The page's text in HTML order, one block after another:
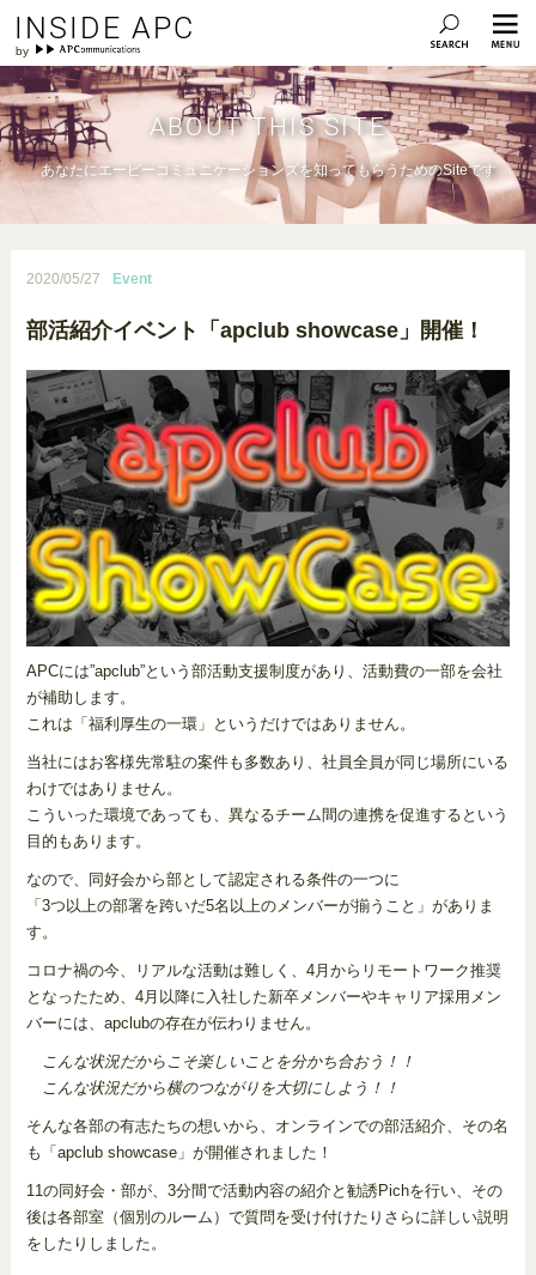
INSIDE APC
ABOUT THIS SITE
あなたにエーピーコミュニケーションズを知ってもらうためのSiteです
2020/05/27 Event
部活紹介イベント「apclub showcase」開催！
APCには”apclub”という部活動支援制度があり、活動費の一部を会社
が補助します。
これは「福利厚生の一環」というだけではありません。
当社にはお客様先常駐の案件も多数あり、社員全員が同じ場所にいる
わけではありません。
こういった環境であっても、異なるチーム間の連携を促進するという
目的もあります。
なので、同好会から部として認定される条件の一つに
「3つ以上の部署を跨いだ5名以上のメンバーが揃うこと」がありま
す。
コロナ禍の今、リアルな活動は難しく、4月からリモートワーク推奨
となったため、4月以降に入社した新卒メンバーやキャリア採用メン
バーには、apclubの存在が伝わりません。
こんな状況だからこそ楽しいことを分かち合おう！！
こんな状況だから横のつながりを大切にしよう！！
そんな各部の有志たちの想いから、オンラインでの部活紹介、その名
も「apclub showcase」が開催されました！
11の同好会・部が、3分間で活動内容の紹介と勧誘Pichを行い、その
後は各部室（個別のルーム）で質問を受け付けたりさらに詳しい説明
をしたりしました。